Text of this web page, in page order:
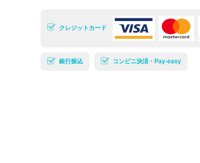
クレジットカード
銀行振込 コンビニ決済・Pay-easy